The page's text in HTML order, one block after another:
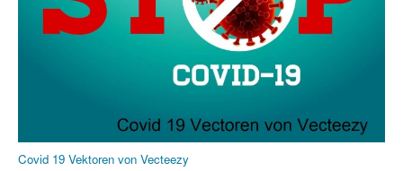
Covid 19 Vektoren von Vecteezy